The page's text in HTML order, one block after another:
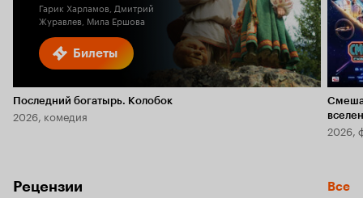
Билеты
Гарик Харламов, Дмитрий
Журавлев, Мила Ершова
Последний богатырь. Колобок
2026, комедия
2026,
Рецензии Все